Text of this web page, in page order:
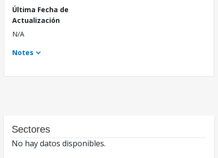
Última Fecha de
Actualización
N/A
Notes
Sectores
No hay datos disponibles.